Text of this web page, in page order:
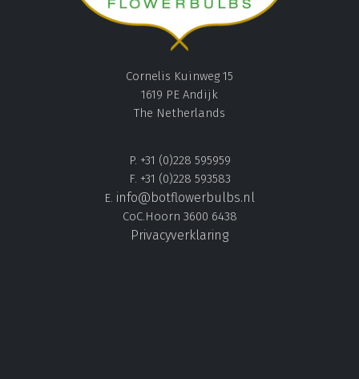
Cornelis Kuinweg 15
1619 PE Andijk
The Netherlands
P. +31 (0)228 595959
F. +31 (0)228 593583
E. info@botflowerbulbs.nl
CoC.Hoorn 3600 6438
Privacyverklaring